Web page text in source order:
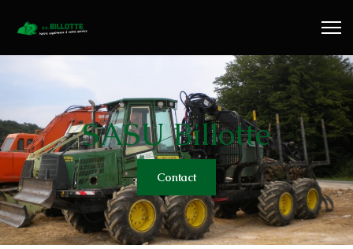
Travaux Forestiers
Transport & Location
Plaquettes Forestière
Traitement de Déchets Bois
SASU Billotte
Contact